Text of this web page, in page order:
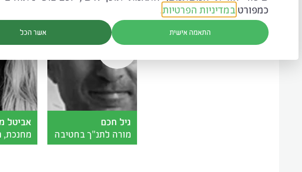
גיל חכם
מורה לתנ"ך בחטיבה
העליונה
אביטל
מחנכת,
כמפורט במדיניות הפרטיות.
אשר הכל התאמה אישית